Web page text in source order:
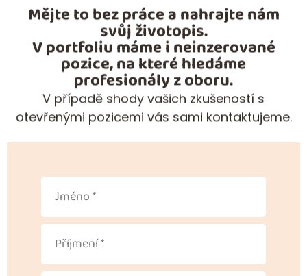
Mějte to bez práce a nahrajte nám
svůj životopis.
V portfoliu máme i neinzerované
pozice, na které hledáme
profesionály z oboru.
V případě shody vašich zkušeností s
otevřenými pozicemi vás sami kontaktujeme.